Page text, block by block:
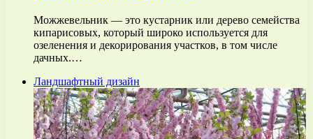
Можжевельник — это кустарник или дерево семейства
кипарисовых, который широко используется для
озеленения и декорирования участков, в том числе
дачных.…
Ландшафтный дизайн